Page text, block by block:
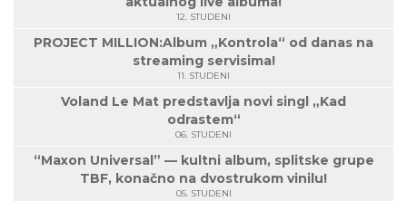
12. STUDENI
PROJECT MILLION:Album „Kontrola“ od danas na
streaming servisima!
11. STUDENI
Voland Le Mat predstavlja novi singl „Kad
odrastem“
06. STUDENI
“Maxon Universal” — kultni album, splitske grupe
TBF, konačno na dvostrukom vinilu!
05. STUDENI